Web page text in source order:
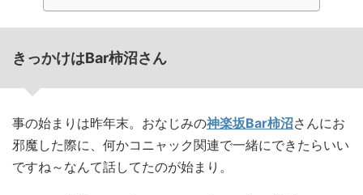
きっかけはBar柿沼さん
事の始まりは昨年末。おなじみの神楽坂Bar柿沼さんにお
邪魔した際に、何かコニャック関連で一緒にできたらいい
ですね～なんて話してたのが始まり。